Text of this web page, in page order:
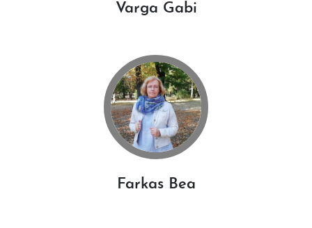
Varga Gabi
Farkas Bea